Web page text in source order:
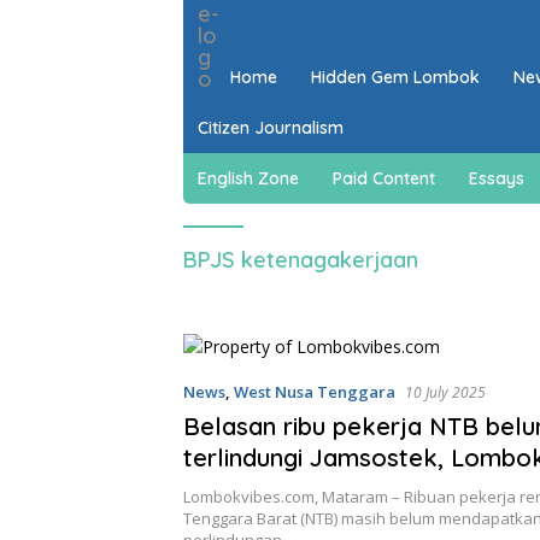
Home Hidden Gem Lombok
Citizen Journalism
English Zone Paid Content Essays
BPJS ketenagakerjaan
News, West Nusa Tenggara 10 July 2025
Belasan ribu pekerja NTB
terlindungi Jamsostek,
dan Lombok Tengah tertinggi
Lombokvibes.com, Mataram – Ribuan pekerja
Tenggara Barat (NTB) masih belum